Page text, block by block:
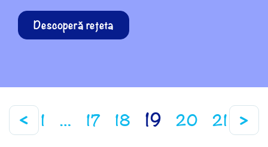
Descoperă rețeta
< 1 … 17 18 19 20 21 >